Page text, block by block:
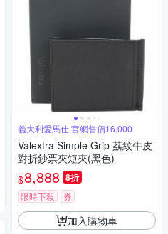
義大利愛馬仕 官網售價16,000
Valextra Simple Grip 荔紋牛皮
對折鈔票夾短夾(黑色)
$8,888 8折
限時下殺 券
加入購物車